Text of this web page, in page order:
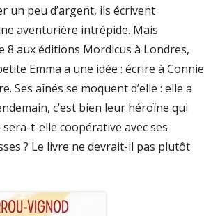
un peu d’argent, ils écrivent
aventurière intrépide. Mais
8 aux éditions Mordicus à Londres,
Emma a une idée : écrire à Connie
Ses aînés se moquent d’elle : elle a
c’est bien leur héroïne qui
t-elle coopérative avec ses
? Le livre ne devrait-il pas plutôt